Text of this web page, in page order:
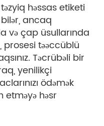
həssas etiketi
ancaq
və çap üsullarında
prosesi təəccüblü
Təcrübəli bir
yenilikçi
ödəmək
həsr